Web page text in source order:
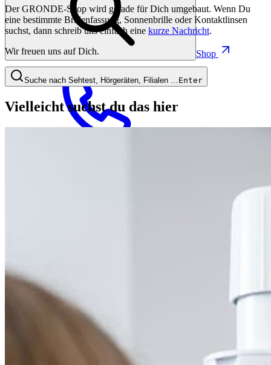
Shop
Der GRONDE-Shop wird gerade für Dich umgebaut. Wenn Du
eine bestimmte Brillenfassung, Sonnenbrille oder Kontaktlinsen
suchst, dann schreib uns einfach eine kurze Nachricht.
Wir freuen uns auf Dich.
Suche nach Sehtest, Hörgeräten, Filialen … Enter
Vielleicht suchst du das hier